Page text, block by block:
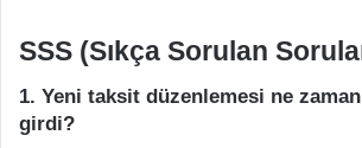
SSS (Sıkça Sorulan
1. Yeni taksit düzenlemesi ne
girdi?